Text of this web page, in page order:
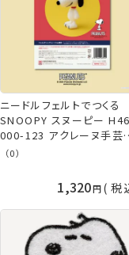
ニードルフェルトでつくる
SNOOPY スヌーピー
000-123 アクレーヌ手芸キ
ト PEANUTS 羊毛フェルト
アクレーヌ キット ネコポ
（0）
1,320 税